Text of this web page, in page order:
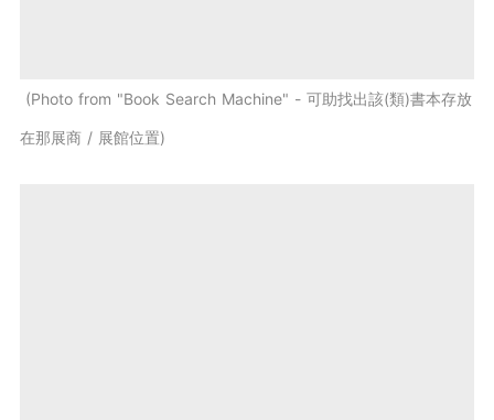
Photo from "Book Search Machine" - 可助找出該(類)書本存放
在那展商 / 展館位置